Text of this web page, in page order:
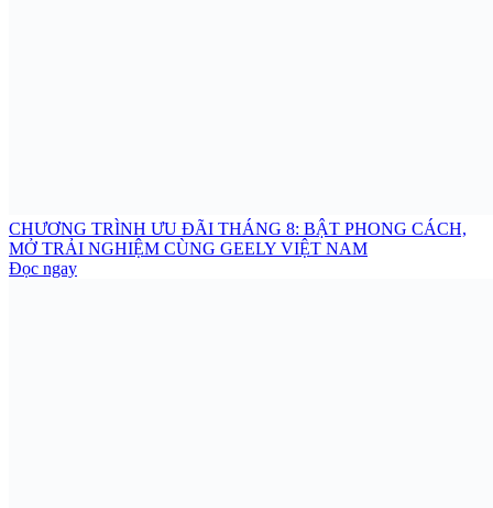
CHƯƠNG TRÌNH ƯU ĐÃI THÁNG 8: BẬT PHONG CÁCH,
MỞ TRẢI NGHIỆM CÙNG GEELY VIỆT NAM
Đọc ngay